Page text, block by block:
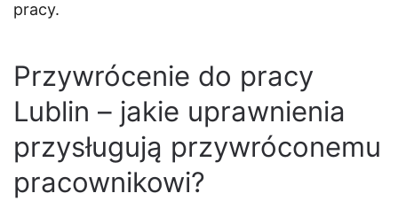
pracy.
Przywrócenie do pracy
Lublin – jakie uprawnienia
przysługują przywróconemu
pracownikowi?